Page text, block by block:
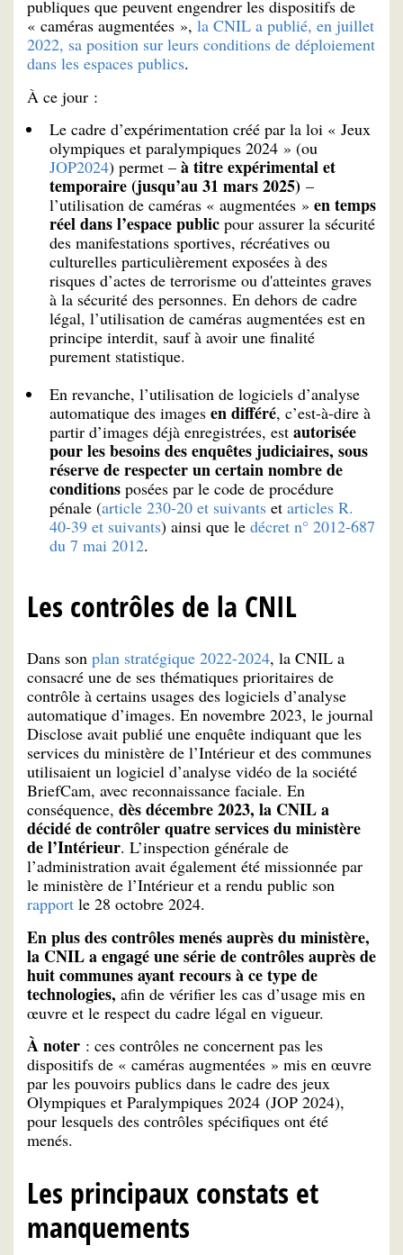
publiques que peuvent engendrer les dispositifs de
« caméras augmentées », la CNIL a publié, en juillet
2022, sa position sur leurs conditions de déploiement
dans les espaces publics.
À ce jour :
Le cadre d’expérimentation créé par la loi « Jeux
olympiques et paralympiques 2024 » (ou
JOP2024) permet – à titre expérimental et
temporaire (jusqu’au 31 mars 2025) –
l’utilisation de caméras « augmentées » en temps
réel dans l’espace public pour assurer la sécurité
des manifestations sportives, récréatives ou
culturelles particulièrement exposées à des
risques d’actes de terrorisme ou d'atteintes graves
à la sécurité des personnes. En dehors de cadre
légal, l’utilisation de caméras augmentées est en
principe interdit, sauf à avoir une finalité
purement statistique.
En revanche, l’utilisation de logiciels d’analyse
automatique des images en différé, c’est-à-dire à
partir d’images déjà enregistrées, est autorisée
pour les besoins des enquêtes judiciaires, sous
réserve de respecter un certain nombre de
conditions posées par le code de procédure
pénale (article 230-20 et suivants et articles R.
40-39 et suivants) ainsi que le décret n° 2012-687
du 7 mai 2012.
Les contrôles de la CNIL
Dans son plan stratégique 2022-2024, la CNIL a
consacré une de ses thématiques prioritaires de
contrôle à certains usages des logiciels d’analyse
automatique d’images. En novembre 2023, le journal
Disclose avait publié une enquête indiquant que les
services du ministère de l’Intérieur et des communes
utilisaient un logiciel d’analyse vidéo de la société
BriefCam, avec reconnaissance faciale. En
conséquence, dès décembre 2023, la CNIL a
décidé de contrôler quatre services du ministère
de l’Intérieur. L’inspection générale de
l’administration avait également été missionnée par
le ministère de l’Intérieur et a rendu public son
rapport le 28 octobre 2024.
En plus des contrôles menés auprès du ministère,
la CNIL a engagé une série de contrôles auprès de
huit communes ayant recours à ce type de
technologies, afin de vérifier les cas d’usage mis en
œuvre et le respect du cadre légal en vigueur.
À noter : ces contrôles ne concernent pas les
dispositifs de « caméras augmentées » mis en œuvre
par les pouvoirs publics dans le cadre des jeux
Olympiques et Paralympiques 2024 (JOP 2024),
pour lesquels des contrôles spécifiques ont été
menés.
Les principaux constats et
manquements